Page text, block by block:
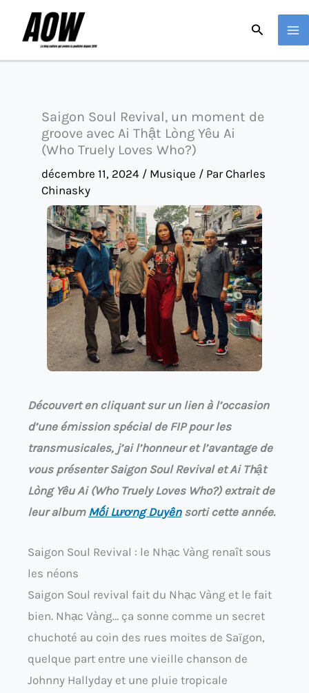
Saigon Soul Revival, un moment de
groove avec Ai Thật Lòng Yêu Ai
(Who Truely Loves Who?)
décembre 11, 2024 / Musique / ParCharles
Chinasky
Découvert en cliquant sur un lien à l’occasion
d’une émission spécial de FIP pour les
transmusicales, j’ai l’honneur et l’avantage de
vous présenter Saigon Soul Revival et Ai Thật
Lòng Yêu Ai (Who Truely Loves Who?) extrait de
leur album M​ố​i L​ư​ơ​ng Duy​ê​nsorti cette année.
Saigon Soul Revival : le Nhạc Vàng renaît sous
les néons
Saigon Soul revival fait du Nhạc Vàng et le fait
bien. Nhạc Vàng… ça sonne comme un secret
chuchoté au coin des rues moites de Saïgon,
quelque part entre une vieille chanson de
Johnny Hallyday et une pluie tropicale